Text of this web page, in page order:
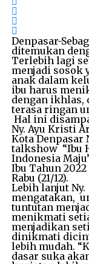
Denpasar-
ditemukan
Terlebih lagi
menjadi sosok
anak dalam
ibu harus
dengan ikhlas,
terasa ringan
Hal ini
Ny. Ayu Kristi
Kota Denpasar
talkshow “Ibu
Indonesia
Ibu Tahun
Rabu (21/12).
Lebih lanjut
mengatakan,
tuntutan
menikmati
menjadikan
dinikmati
lebih mudah.
dasar suka